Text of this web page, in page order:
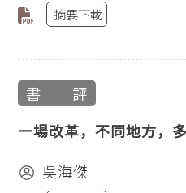
摘要下載
書 評
一場改革，不同地方
吳海傑